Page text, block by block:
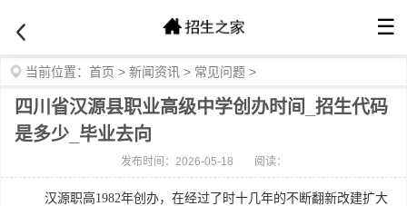
☰
当前位置： 首页 > 新闻资讯 > 常见问题 >
四川省汉源县职业高级中学创办时间_招生代码
是多少_毕业去向
发布时间：2026-05-18 阅读：
汉源职高1982年创办，在经过了时十几年的不断翻新改建扩大